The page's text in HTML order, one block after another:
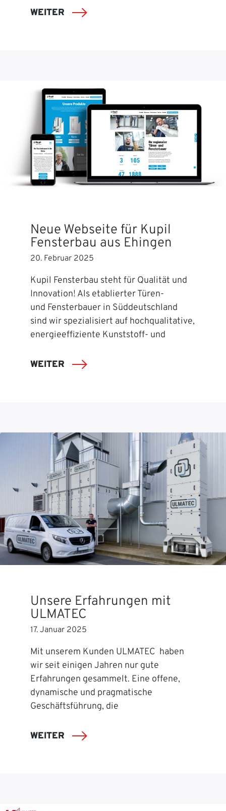
WEITER
Neue Webseite für Kupil
Fensterbau aus Ehingen
20. Februar 2025
Kupil Fensterbau steht für Qualität und
Innovation! Als etablierter Türen-
und Fensterbauer in Süddeutschland
sind wir spezialisiert auf hochqualitative,
energieeffiziente Kunststoff- und
WEITER
Unsere Erfahrungen mit
ULMATEC
17. Januar 2025
Mit unserem Kunden ULMATEC haben
wir seit einigen Jahren nur gute
Erfahrungen gesammelt. Eine offene,
dynamische und pragmatische
Geschäftsführung, die
WEITER